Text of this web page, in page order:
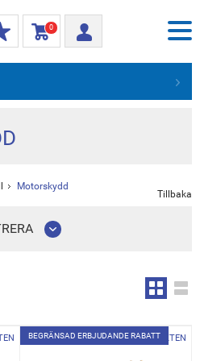
0
Motorskydd
Tillbaka
BEGRÄNSAD ERBJUDANDE RABATT
TILL PRODUKTEN